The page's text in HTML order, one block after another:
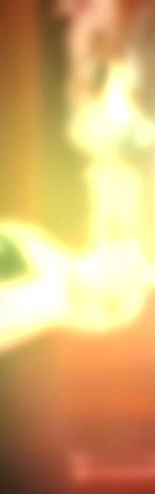
Medidas sanitarias
Medidas sanitarias aplicadas a
La persona que haya
comprometerse a informar y
Se ha establecido un
todos para protegerlo a usted,
empleados, reglas que le
respetar para apreciar
Grands Buffets.
Los niños no pueden moverse
mismos, también se les pide a
ocupaciones para sus hijos
tranquilamente a la mesa.